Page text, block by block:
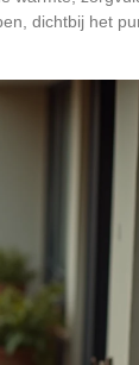
dichtbij het